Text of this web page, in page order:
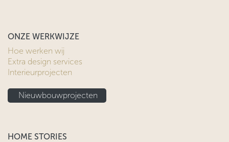
ONZE WERKWIJZE
Hoe werken wij
Extra design services
Interieurprojecten
Nieuwbouwprojecten
HOME STORIES